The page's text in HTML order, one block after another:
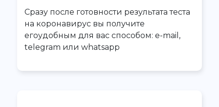
Сразу после готовности результата теста
на коронавирус вы получите
егоудобным для вас способом: e-mail,
telegram или whatsapp